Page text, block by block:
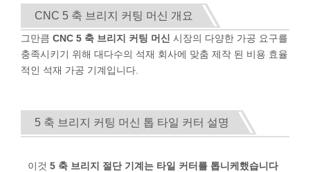
CNC 5 축 브리지 커팅 머신 개요
그만큼 CNC 5 축 브리지 커팅 머신 시장의 다양한 가공 요구를
충족시키기 위해 대다수의 석재 회사에 맞춤 제작 된 비용 효율
적인 석재 가공 기계입니다.
5 축 브리지 커팅 머신 톱 타일 커터 설명
이것 5 축 브리지 절단 기계는 타일 커터를 톱니케했습니다